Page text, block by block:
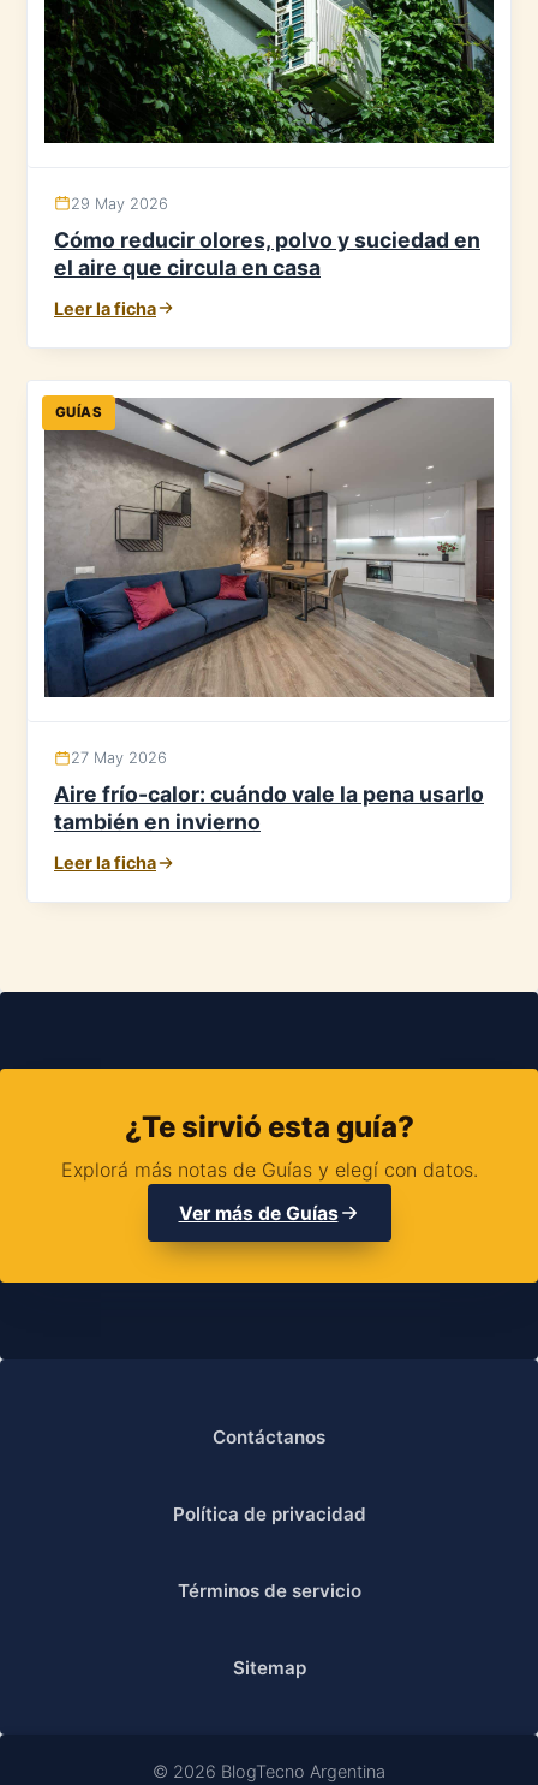
29 May 2026
Cómo reducir olores, polvo y suciedad en
el aire que circula en casa
Leer la ficha
GUÍAS
27 May 2026
Aire frío-calor: cuándo vale la pena usarlo
también en invierno
Leer la ficha
¿Te sirvió esta guía?
Explorá más notas de Guías y elegí con datos.
Ver más de Guías
Contáctanos
Política de privacidad
Términos de servicio
Sitemap
© 2026 BlogTecno Argentina